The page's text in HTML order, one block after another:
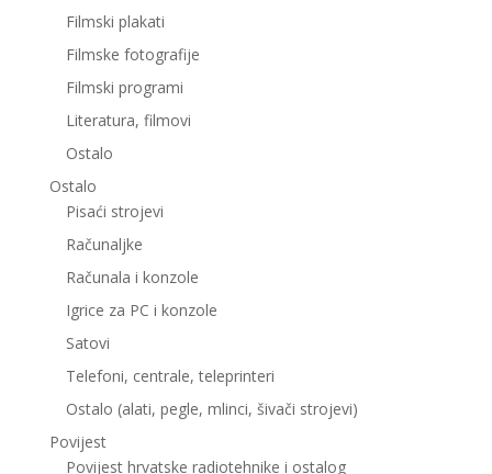
Filmski plakati
Filmske fotografije
Filmski programi
Literatura, filmovi
Ostalo
Ostalo
Pisaći strojevi
Računaljke
Računala i konzole
Igrice za PC i konzole
Satovi
Telefoni, centrale, teleprinteri
Ostalo (alati, pegle, mlinci, šivači strojevi)
Povijest
Povijest hrvatske radiotehnike i ostalog